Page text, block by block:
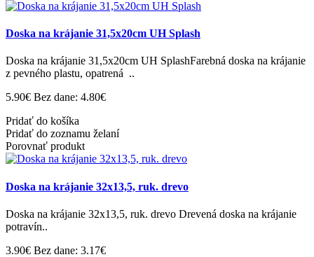
Doska na krájanie 31,5x20cm UH Splash
Doska na krájanie 31,5x20cm UH SplashFarebná doska na krájanie
z pevného plastu, opatrená ..
5.90€ Bez dane: 4.80€
Pridať do košíka
Pridať do zoznamu želaní
Porovnať produkt
Doska na krájanie 32x13,5, ruk. drevo
Doska na krájanie 32x13,5, ruk. drevo Drevená doska na krájanie
potravín..
3.90€ Bez dane: 3.17€